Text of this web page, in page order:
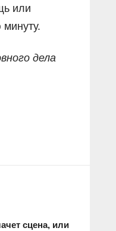
или
дела
сцена, или